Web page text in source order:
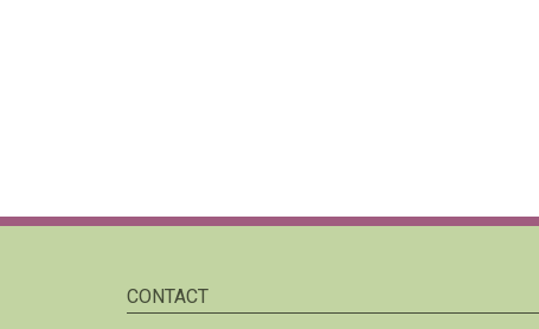
CONTACT